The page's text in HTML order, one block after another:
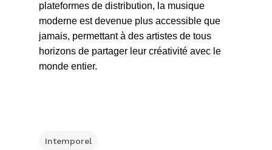
plateformes de distribution, la musique
moderne est devenue plus accessible que
jamais, permettant à des artistes de tous
horizons de partager leur créativité avec le
monde entier.
Intemporel